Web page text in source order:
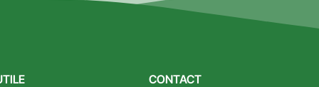
CONTACT